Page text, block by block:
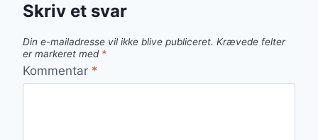
Skriv et svar
Din e-mailadresse vil ikke blive publiceret. Krævede felter
er markeret med *
Kommentar *